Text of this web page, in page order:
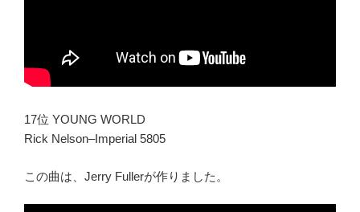
17位 YOUNG WORLD
Rick Nelson–Imperial 5805
この曲は、Jerry Fullerが作りました。